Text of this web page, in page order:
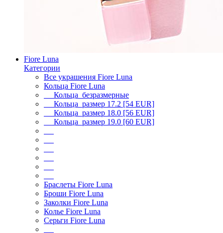
Fiore Luna
Категории
Все украшения Fiore Luna
Кольца Fiore Luna
Кольца безразмерные
Кольца размер 17.2 [54 EUR]
Кольца размер 18.0 [56 EUR]
Кольца размер 19.0 [60 EUR]
Браслеты Fiore Luna
Броши Fiore Luna
Заколки Fiore Luna
Колье Fiore Luna
Серьги Fiore Luna